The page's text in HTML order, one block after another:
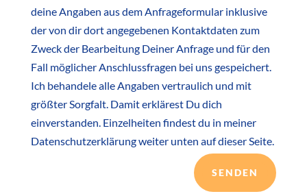
deine Angaben aus dem Anfrageformular inklusive
der von dir dort angegebenen Kontaktdaten zum
Zweck der Bearbeitung Deiner Anfrage und für den
Fall möglicher Anschlussfragen bei uns gespeichert.
Ich behandele alle Angaben vertraulich und mit
größter Sorgfalt. Damit erklärest Du dich
einverstanden. Einzelheiten findest du in meiner
Datenschutzerklärung weiter unten auf dieser Seite.
SENDEN